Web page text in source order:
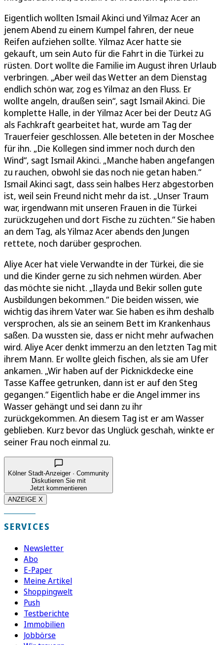
Eigentlich wollten Ismail Akinci und Yilmaz Acer an
jenem Abend zu einem Kumpel fahren, der neue
Reifen aufziehen sollte. Yilmaz Acer hatte sie
gekauft, um sein Auto für die Fahrt in die Türkei zu
rüsten. Dort wollte die Familie im August ihren Urlaub
verbringen. „Aber weil das Wetter an dem Dienstag
endlich schön war, zog es Yilmaz an den Fluss. Er
wollte angeln, draußen sein“, sagt Ismail Akinci. Die
komplette Halle, in der Yilmaz Acer bei der Deutz AG
als Fachkraft gearbeitet hat, wurde am Tag der
Trauerfeier geschlossen. Alle beteten in der Moschee
für ihn. „Die Kollegen sind immer noch durch den
Wind“, sagt Ismail Akinci. „Manche haben angefangen
zu rauchen, obwohl sie das noch nie getan haben.“
Ismail Akinci sagt, dass sein halbes Herz abgestorben
ist, weil sein Freund nicht mehr da ist. „Unser Traum
war, irgendwann mit unseren Frauen in die Türkei
zurückzugehen und dort Fische zu züchten.“ Sie haben
an dem Tag, als Yilmaz Acer abends den Jungen
rettete, noch darüber gesprochen.
Aliye Acer hat viele Verwandte in der Türkei, die sie
und die Kinder gerne zu sich nehmen würden. Aber
das möchte sie nicht. „Ilayda und Bekir sollen gute
Ausbildungen bekommen.“ Die beiden wissen, wie
wichtig das ihrem Vater war. Sie haben es ihm deshalb
versprochen, als sie an seinem Bett im Krankenhaus
saßen. Da wussten sie, dass er nicht mehr aufwachen
wird. Aliye Acer denkt immerzu an den letzten Tag mit
ihrem Mann. Er wollte gleich fischen, als sie am Ufer
ankamen. „Wir haben auf der Picknickdecke eine
Tasse Kaffee getrunken, dann ist er auf den Steg
gegangen.“ Eigentlich habe er die Angel immer ins
Wasser gehängt und sei dann zu ihr
zurückgekommen. An diesem Tag ist er am Wasser
geblieben. Kurz bevor das Unglück geschah, winkte er
seiner Frau noch einmal zu.
Kölner Stadt-Anzeiger · Community
Diskutieren Sie mit
Jetzt kommentieren
ANZEIGE X
SERVICES
Newsletter
Abo
E-Paper
Meine Artikel
Shoppingwelt
Push
Testberichte
Immobilien
Jobbörse